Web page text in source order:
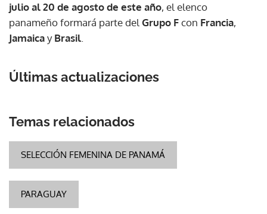
julio al 20 de agosto de este año, el elenco
panameño formará parte del Grupo Fcon Francia,
JamaicayBrasil
Últimas actualizaciones
Temas relacionados
SELECCIÓN FEMENINA DE PANAMÁ
PARAGUAY